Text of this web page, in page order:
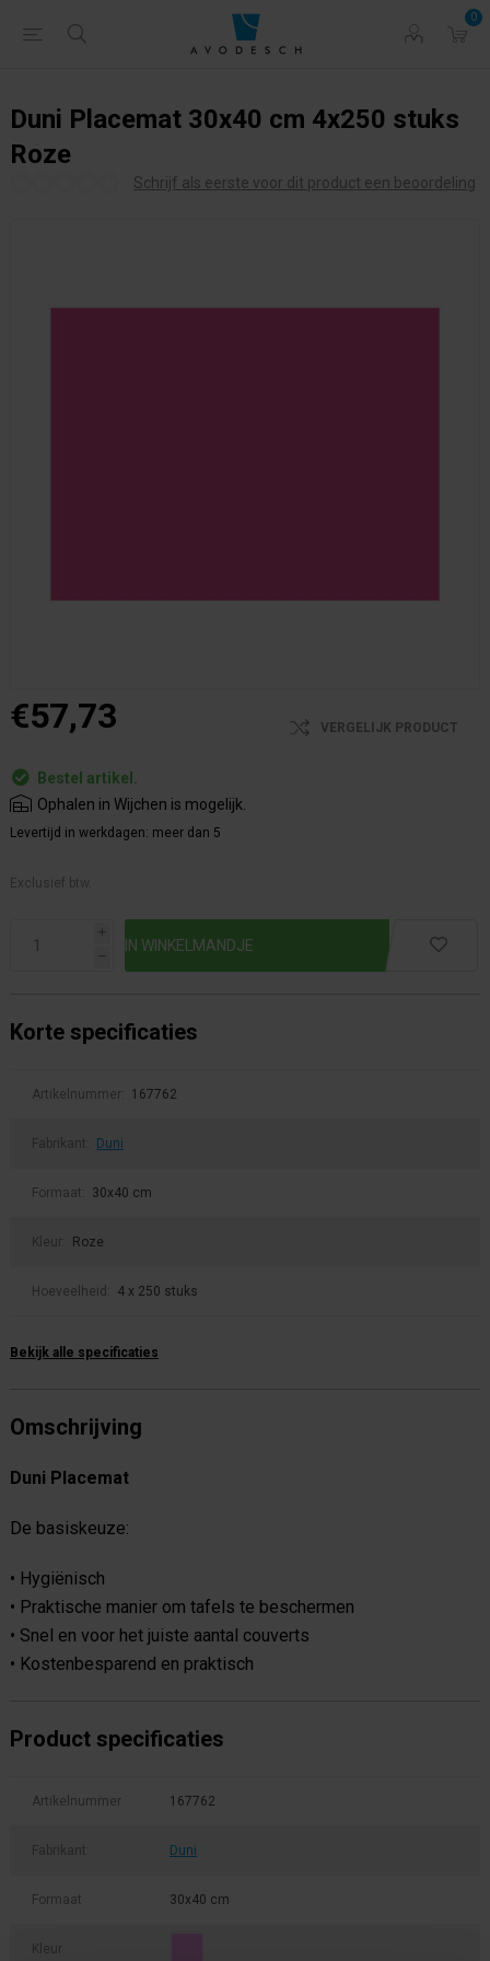
0
Duni Placemat 30x40 cm 4x250 stuks
Roze
Schrijf als eerste voor dit product een beoordeling
€57,73 VERGELIJK PRODUCT
Bestel artikel.
Ophalen in Wijchen is mogelijk.
Levertijd in werkdagen: meer dan 5
Exclusief btw.
i
h
Korte specificaties
Artikelnummer: 167762
Fabrikant: Duni
Formaat: 30x40 cm
Kleur: Roze
Hoeveelheid: 4 x 250 stuks
Bekijk alle specificaties
Omschrijving
Duni Placemat
De basiskeuze:
• Hygiënisch
• Praktische manier om tafels te beschermen
• Snel en voor het juiste aantal couverts
• Kostenbesparend en praktisch
Product specificaties
Artikelnummer 167762
Fabrikant: Duni
Formaat 30x40 cm
Kleur